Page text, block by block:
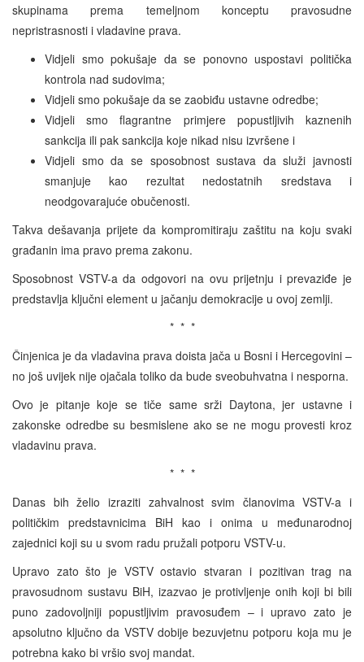
skupinama prema temeljnom konceptu pravosudne
nepristrasnosti i vladavine prava.
Vidjeli smo pokušaje da se ponovno uspostavi politička
kontrola nad sudovima;
Vidjeli smo pokušaje da se zaobiđu ustavne odredbe;
Vidjeli smo flagrantne primjere popustljivih kaznenih
sankcija ili pak sankcija koje nikad nisu izvršene i
Vidjeli smo da se sposobnost sustava da služi javnosti
smanjuje kao rezultat nedostatnih sredstava i
neodgovarajuće obučenosti.
Takva dešavanja prijete da kompromitiraju zaštitu na koju svaki
građanin ima pravo prema zakonu.
Sposobnost VSTV-a da odgovori na ovu prijetnju i prevaziđe je
predstavlja ključni element u jačanju demokracije u ovoj zemlji.
* * *
Činjenica je da vladavina prava doista jača u Bosni i Hercegovini –
no još uvijek nije ojačala toliko da bude sveobuhvatna i nesporna.
Ovo je pitanje koje se tiče same srži Daytona, jer ustavne i
zakonske odredbe su besmislene ako se ne mogu provesti kroz
vladavinu prava.
* * *
Danas bih želio izraziti zahvalnost svim članovima VSTV-a i
političkim predstavnicima BiH kao i onima u međunarodnoj
zajednici koji su u svom radu pružali potporu VSTV-u.
Upravo zato što je VSTV ostavio stvaran i pozitivan trag na
pravosudnom sustavu BiH, izazvao je protivljenje onih koji bi bili
puno zadovoljniji popustljivim pravosuđem – i upravo zato je
apsolutno ključno da VSTV dobije bezuvjetnu potporu koja mu je
potrebna kako bi vršio svoj mandat.